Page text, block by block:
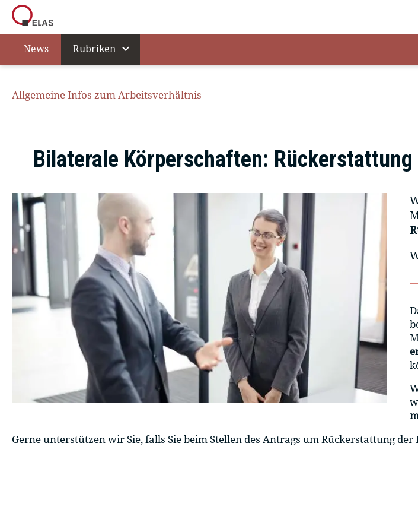
News Rubriken expand_more
Allgemeine Infos zum Arbeitsverhältnis
Bilaterale Körperschaften:
Gerne unterstützen wir Sie, falls Sie beim Stellen des Antrags um Rückerstattung der